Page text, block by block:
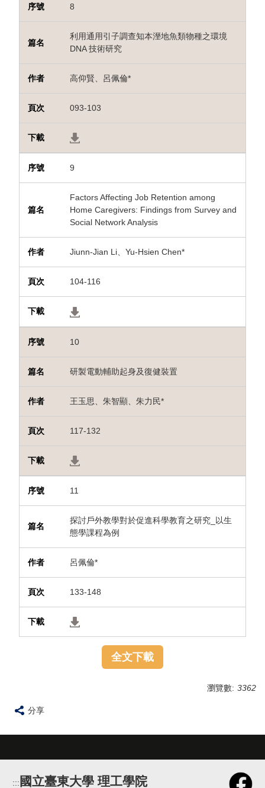
8
利用通用引子調查知本溼地魚類物種之環境
DNA 技術研究
高仰賢、呂佩倫*
093-103
9
Factors Affecting Job Retention among
Home Caregivers: Findings from Survey and
Social Network Analysis
Jiunn-Jian Li、Yu-Hsien Chen*
104-116
10
研製電動輔助起身及復健裝置
王玉思、朱智顯、朱力民*
117-132
11
探討戶外教學對於促進科學教育之研究_以生
態學課程為例
呂佩倫*
133-148
全文下載
瀏覽數: 3362
分享
::: 國立臺東大學 理工學院